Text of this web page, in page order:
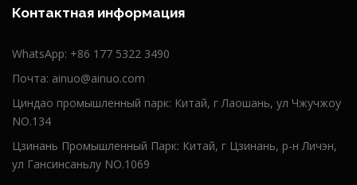
Контактная информация
WhatsApp: +86 177 5322 3490
Почта: ainuo@ainuo.com
Циндао промышленный парк: Китай, г Лаошань, ул Чжучжоу
NO.134
Цзинань Промышленный Парк: Китай, г Цзинань, р-н Личэн,
ул Гансинсаньлу NO.1069